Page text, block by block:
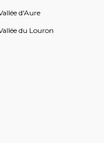
d'Aure
du Louron